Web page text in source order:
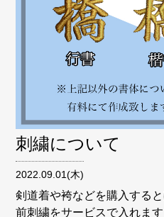
刺繍について
2022.09.01(木)
剣道着や袴などを購入する
前刺繍をサービスで入れます